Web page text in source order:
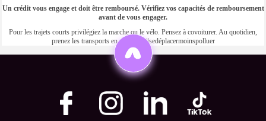
Un crédit vous engage et doit être remboursé. Vérifiez vos capacités de remboursement
avant de vous engager.
Pour les trajets courts privilégiez la marche ou le vélo. Pensez à covoiturer. Au quotidien,
prenez les transports en commun #sedéplacermoinspolluer